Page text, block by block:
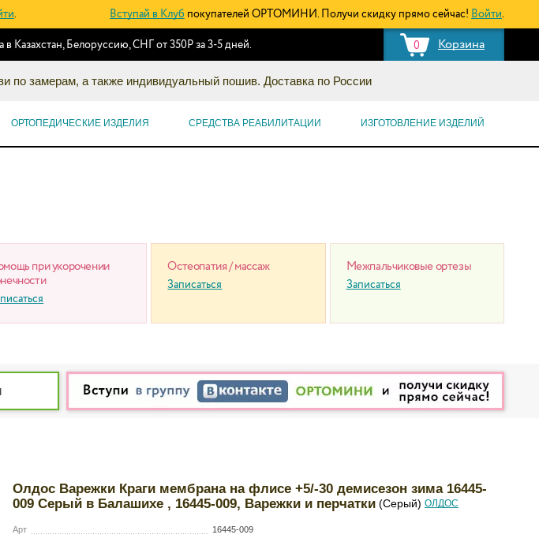
. Вступай в Клуб покупателей ОРТОМИНИ. Получи скидку прямо сейчас! Войти.
0 Корзина
в Казахстан, Белоруссию, СНГ от 350Р за 3-5 дней.
по замерам, а также индивидуальный пошив. Доставка по России
ОРТОПЕДИЧЕСКИЕ ИЗДЕЛИЯ СРЕДСТВА РЕАБИЛИТАЦИИ ИЗГОТОВЛЕНИЕ ИЗДЕЛИЙ
при укорочении
Остеопатия / массаж
Записаться
Межпальчиковые ортезы
Записаться
Олдос Варежки Краги мембрана на флисе +5/-30 демисезон зима 16445-
009 Серый в Балашихе , 16445-009, Варежки и перчатки (Серый) ОЛДОС
Арт 16445-009